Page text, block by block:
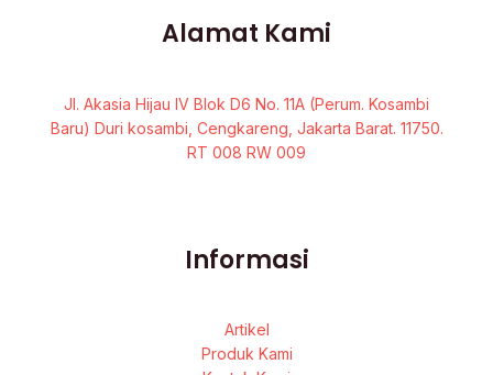
Alamat Kami
Jl. Akasia Hijau IV Blok D6 No. 11A (Perum. Kosambi
Baru) Duri kosambi, Cengkareng, Jakarta Barat. 11750.
RT 008 RW 009
Informasi
Artikel
Produk Kami